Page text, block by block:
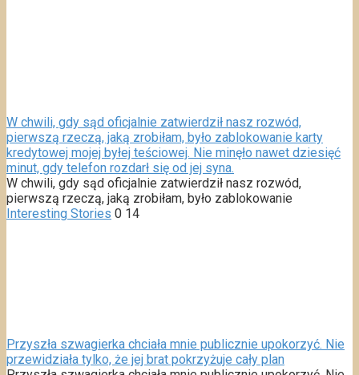
W chwili, gdy sąd oficjalnie zatwierdził nasz rozwód,
pierwszą rzeczą, jaką zrobiłam, było zablokowanie karty
kredytowej mojej byłej teściowej. Nie minęło nawet dziesięć
minut, gdy telefon rozdarł się od jej syna.
W chwili, gdy sąd oficjalnie zatwierdził nasz rozwód,
pierwszą rzeczą, jaką zrobiłam, było zablokowanie
Interesting Stories 0 14
Przyszła szwagierka chciała mnie publicznie upokorzyć. Nie
przewidziała tylko, że jej brat pokrzyżuje cały plan